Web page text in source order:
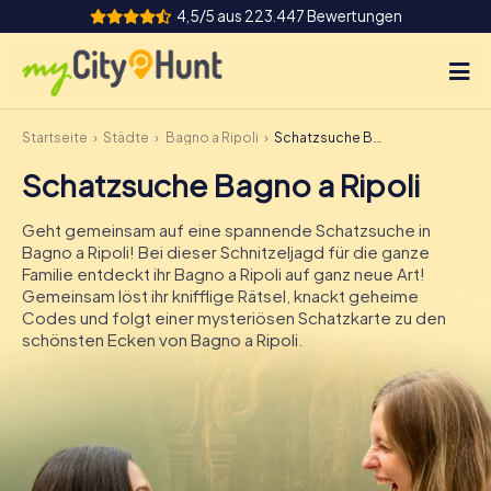
4,5/5 aus 223.447 Bewertungen
So funktioniert's
Städte
Touren
Teamevent
Tickets
DE
IE
IT
Startseite Städte Bagno a Ripoli Schatzsuche Bagno a Ripoli
Schatzsuche Bagno a Ripoli
Geht gemeinsam auf eine spannende Schatzsuche in
Bagno a Ripoli! Bei dieser Schnitzeljagd für die ganze
Familie entdeckt ihr Bagno a Ripoli auf ganz neue Art!
Gemeinsam löst ihr knifflige Rätsel, knackt geheime
Codes und folgt einer mysteriösen Schatzkarte zu den
schönsten Ecken von Bagno a Ripoli.